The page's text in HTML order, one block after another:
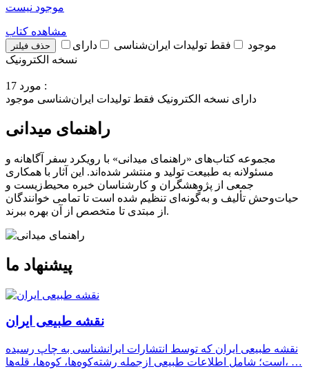
موجود نیست
مشاهده کتاب
حذف فیلتر موجود فقط تولیدات ایران‌شناسی
دارای
نسخه الکترونیک
17 مورد :
دارای نسخه الکترونیک فقط تولیدات ایران‌شناسی موجود
راهنمای میدانی
مجموعه کتاب‌های «راهنمای میدانی» با رویکرد سفر آگاهانه و
مسئولانه به طبیعت تولید و منتشر شده‌اند. این آثار با همکاری
جمعی از پژوهشگران و کارشناسان خبره محیط‌زیست و
حیات‌وحش تألیف و به‌گونه‌ای تنظیم شده است تا تمامی خوانندگان
از مبتدی تا متخصص از آن بهره ببرند.
پیشنهاد ما
نقشه طبیعی ایران
نقشه طبیعی ایران که توسط انتشارات ایرانشناسی به چاپ رسیده
است؛ شامل اطلاعات طبیعی ازجمله رشته‌کوه‌ها، کوه‌ها، قله‌ها، …